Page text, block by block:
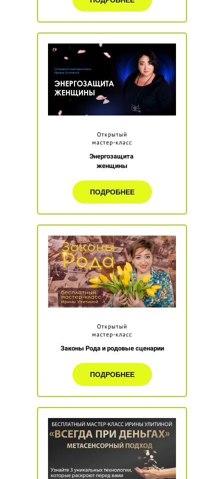
Открытый
мастер-класс
Энергозащита
женщины
ПОДРОБНЕЕ
Открытый
мастер-класс
Законы Рода и родовые сценарии
ПОДРОБНЕЕ